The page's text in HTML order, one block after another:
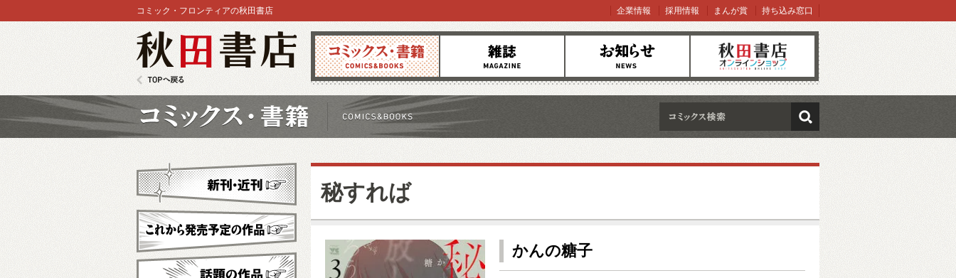
コミックス 雑誌 お知らせ オンラインショップ
コミック・フロンティアの秋田書店 企業情報 採用情報 まんが賞 持ち込み窓口
検索
秘すれば
かんの糖子
新刊・近刊
これから発売予定